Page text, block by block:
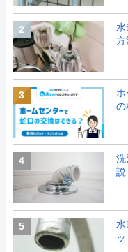
2
水
方
3
の
4
説
5